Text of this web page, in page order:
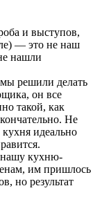
и выступов,
— это не наш
нашли
решили делать
он все
такой, как
Не
идеально
нашу кухню-
им пришлось
но результат